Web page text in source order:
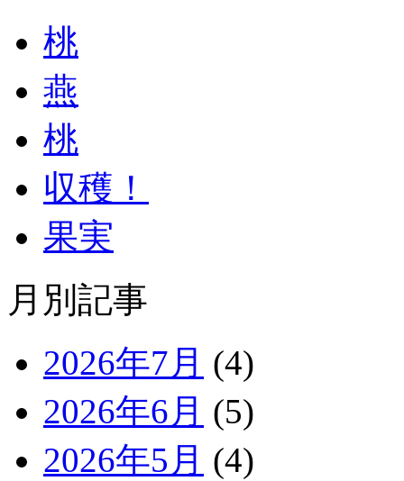
桃
燕
桃
収穫！
果実
月別記事
2026年7月 (4)
2026年6月 (5)
2026年5月 (4)